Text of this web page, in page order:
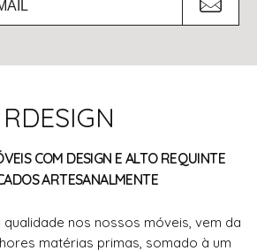
RDESIGN
COM DESIGN E ALTO REQUINTE
ARTESANALMENTE
nos nossos móveis, vem da
matérias primas, somado à um